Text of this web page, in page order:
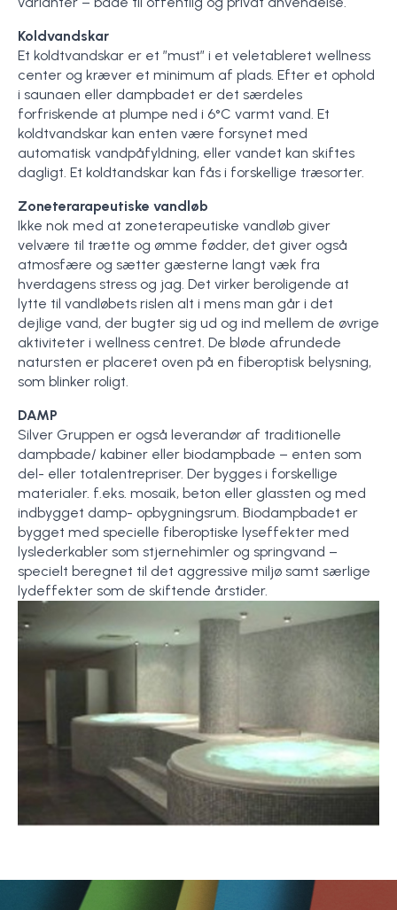
Koldvandskar
Et koldtvandskar er et ”must” i et veletableret wellness
center og kræver et minimum af plads. Efter et ophold
i saunaen eller dampbadet er det særdeles
forfriskende at plumpe ned i 6°C varmt vand. Et
koldtvandskar kan enten være forsynet med
automatisk vandpåfyldning, eller vandet kan skiftes
dagligt. Et koldtandskar kan fås i forskellige træsorter.
Zoneterarapeutiske vandløb
Ikke nok med at zoneterapeutiske vandløb giver
velvære til trætte og ømme fødder, det giver også
atmosfære og sætter gæsterne langt væk fra
hverdagens stress og jag. Det virker beroligende at
lytte til vandløbets rislen alt i mens man går i det
dejlige vand, der bugter sig ud og ind mellem de øvrige
aktiviteter i wellness centret. De bløde afrundede
natursten er placeret oven på en fiberoptisk belysning,
som blinker roligt.
DAMP
Silver Gruppen er også leverandør af traditionelle
dampbade/ kabiner eller biodampbade – enten som
del- eller totalentrepriser. Der bygges i forskellige
materialer. f.eks. mosaik, beton eller glassten og med
indbygget damp- opbygningsrum. Biodampbadet er
bygget med specielle fiberoptiske lyseffekter med
lyslederkabler som stjernehimler og springvand –
specielt beregnet til det aggressive miljø samt særlige
lydeffekter som de skiftende årstider.